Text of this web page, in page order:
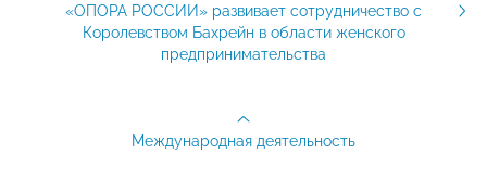
«ОПОРА РОССИИ» развивает сотрудничество с
Королевством Бахрейн в области женского
предпринимательства
Международная деятельность